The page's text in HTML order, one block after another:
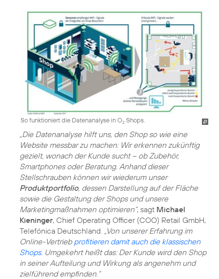
So funktioniert die Datenanalyse in O2 Shops.
„Die Datenanalyse hilft uns, den Shop so wie eine
Website messbar zu machen: Wir erkennen zukünftig
gezielt, wonach der Kunde sucht – ob Zubehör,
Smartphones oder Beratung. Anhand dieser
Stellschrauben können wir wiederum unser
Produktportfolio, dessen Darstellung auf der Fläche
sowie die Gestaltung der Shops und unsere
Marketingmaßnahmen optimieren“, sagt Michael
Kieninger, Chief Operating Officer (COO) Retail GmbH,
Telefónica Deutschland.
„Von unserer Erfahrung im
Online-Vertrieb profitieren damit auch die klassischen
Shops. Umgekehrt heißt das: Der Kunde wird den Shop
in seiner Aufteilung und Wirkung als angenehm und
zielführend empfinden.“